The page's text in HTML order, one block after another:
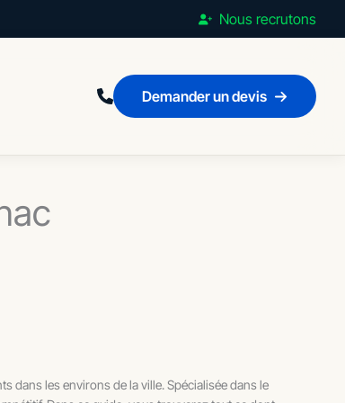
Nous recrutons
Demander un devis
dans les environs de la ville. Spécialisée dans le